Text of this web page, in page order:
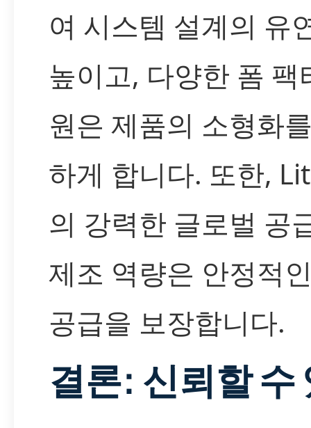
여 시스템 설계의 유
높이고, 다양한 폼 팩
원은 제품의 소형화
하게 합니다. 또한,
의 강력한 글로벌 공
제조 역량은 안정적
공급을 보장합니다.
결론: 신뢰할 수